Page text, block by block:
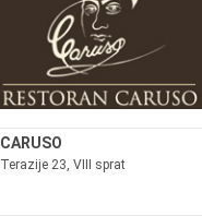
CARUSO
Terazije 23, VIII sprat